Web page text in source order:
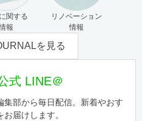
関する
報
リノベーション
情報
を見る
式 LINE＠
集部から毎日配信。新着やおす
届けします。